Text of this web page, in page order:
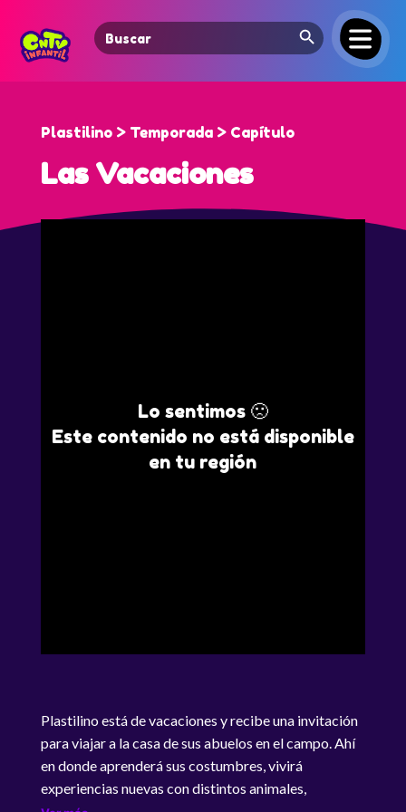
Search
for:
Search Button
Plastilino > Temporada > Capítulo
Las Vacaciones
Lo sentimos 🙁
Este contenido no está disponible
en tu región
Plastilino está de vacaciones y recibe una invitación
para viajar a la casa de sus abuelos en el campo. Ahí
en donde aprenderá sus costumbres, vivirá
experiencias nuevas con distintos animales,